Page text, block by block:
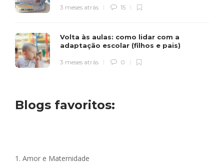
3 meses atrás 15
Volta às aulas: como lidar com a
adaptação escolar (filhos e pais)
3 meses atrás 0
Blogs favoritos:
1. Amor e Maternidade